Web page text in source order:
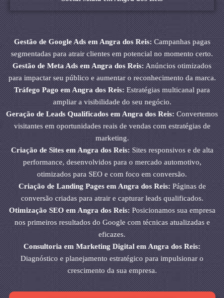
Gestão de Google Ads em Angra dos Reis:Campanhas pagas
segmentadas para atrair clientes em potencial no momento certo.
Gestão de Meta Ads em Angra dos Reis:Anúncios otimizados
para impactar seu público e aumentar o reconhecimento da marca.
Tráfego Pago em Angra dos Reis:Estratégias multicanal para
ampliar a visibilidade do seu negócio.
Geração de Leads Qualificados em Angra dos Reis:Convertemos
visitantes em oportunidades reais de vendas com estratégias de
marketing.
Criação de Sites em Angra dos Reis:Sites responsivos e de alta
performance, desenvolvidos para o mercado automotivo,
otimizados para SEO e com foco em conversão.
Criação de Landing Pages em Angra dos Reis:Páginas de
conversão criadas para atrair e capturar leads qualificados.
Otimização SEO em Angra dos Reis:Posicionamos sua empresa
nos primeiros resultados do Google com técnicas atualizadas e
eficazes.
Consultoria em Marketing Digital em Angra dos Reis:
Diagnóstico e planejamento estratégico para impulsionar o
crescimento da sua empresa.